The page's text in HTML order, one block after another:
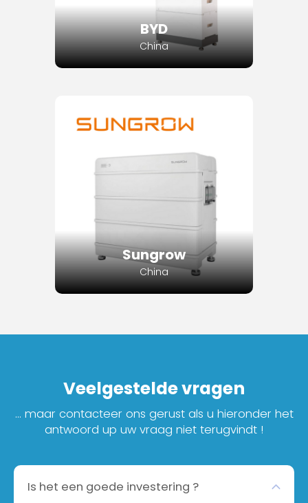
BYD
China
Sungrow
China
Veelgestelde vragen
... maar contacteer ons gerust als u hieronder het
antwoord up uw vraag niet terugvindt !
Is het een goede investering ?